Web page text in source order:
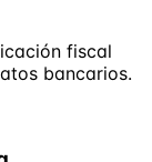
fiscal
bancarios.